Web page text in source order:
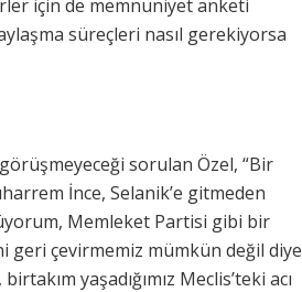
için de memnuniyet anketi
süreçleri nasıl gerekiyorsa
sorulan Özel, “Bir
İnce, Selanik’e gitmeden
Memleket Partisi gibi bir
çevirmemiz mümkün değil diye
yaşadığımız Meclis’teki acı